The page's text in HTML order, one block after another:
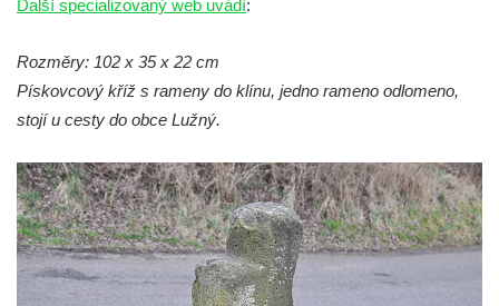
Kamenný kříž (0309) před vchodem do
kostela svatého Václava ve Strupčicích
Soubor čtyř kamenných křížů (0426, 0723,
Kamenné kříže u kostela svatého Mikuláše
v Milhostově (0040 + 0041 + 0050)
Kamenné kříže na křižovatce západně od
Milhostova (0038 + 0039)
Další specializovaný web uvádí:
Rozměry: 102 x 35 x 22 cm
Pískovcový kříž s rameny do klínu, jedno rameno odlomeno,
stojí u cesty do obce Lužný.